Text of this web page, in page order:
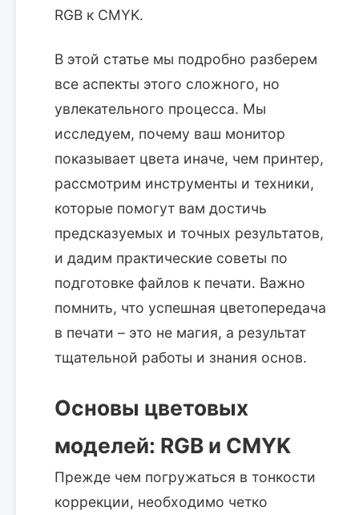
RGB к CMYK.
В этой статье мы подробно разберем
все аспекты этого сложного, но
увлекательного процесса. Мы
исследуем, почему ваш монитор
показывает цвета иначе, чем принтер,
рассмотрим инструменты и техники,
которые помогут вам достичь
предсказуемых и точных результатов,
и дадим практические советы по
подготовке файлов к печати. Важно
помнить, что успешная цветопередача
в печати – это не магия, а результат
тщательной работы и знания основ.
Основы цветовых
моделей: RGB и CMYK
Прежде чем погружаться в тонкости
коррекции, необходимо четко